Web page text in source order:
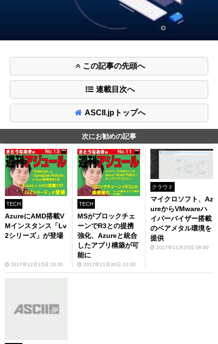
この記事の先頭へ
連載目次へ
ASCII.jpトップへ
次にお勧めの記事
TECH
AzureにAMD搭載V
Mインスタンス「Lv
2シリーズ」が登場
2017年12月15日 10:30
TECH
MSがブロックチェ
ーンでR3との提携
強化、Azureと統合
したアプリ構築が可
能に
2017年11月30日 12:00
クラウド
マイクロソフト、Az
ureからVMwareハ
イパーバイザー搭載
のベアメタル環境を
提供
2017年11月25日 08:00